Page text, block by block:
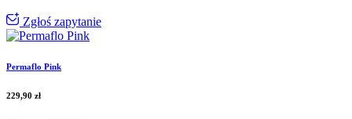
Zgłoś zapytanie
Permaflo Pink
229,90 zł